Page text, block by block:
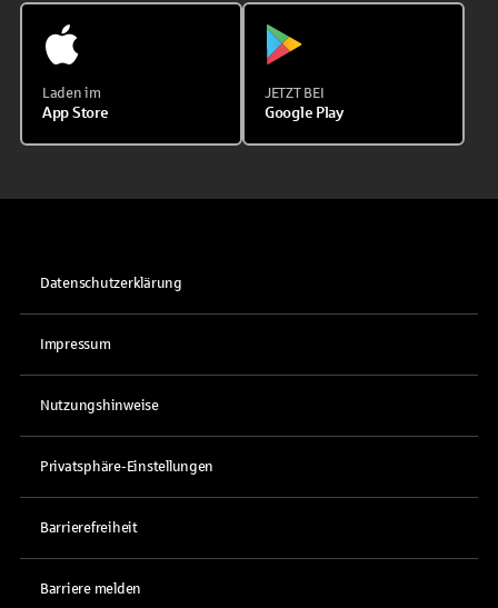
Laden im
App Store
JETZT BEI
Google Play
Datenschutzerklärung
Impressum
Nutzungshinweise
Privatsphäre-Einstellungen
Barrierefreiheit
Barriere melden